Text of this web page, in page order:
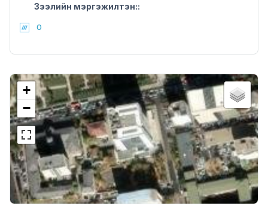
Зээлийн мэргэжилтэн::
0
+
−